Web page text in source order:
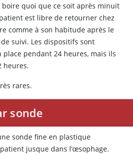
quoi que ce soit après minuit
est libre de retourner chez
comme à son habitude après le
suivi. Les dispositifs sont
pendant 24 heures, mais ils
heures.
rares.
sonde
sonde fine en plastique
jusque dans l’œsophage.